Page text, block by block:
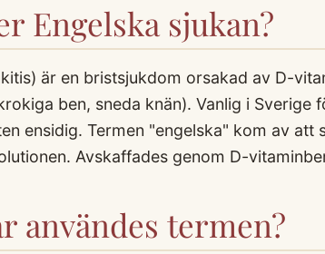
Engelska sjukan?
är en bristsjukdom orsakad av D-
ben, sneda knän). Vanlig i Sverige
ensidig. Termen "engelska" kom av
Avskaffades genom D-
användes termen?